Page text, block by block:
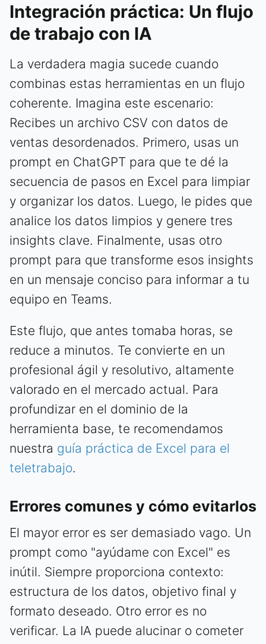
Integración práctica: Un flujo
de trabajo con IA
La verdadera magia sucede cuando
combinas estas herramientas en un flujo
coherente. Imagina este escenario:
Recibes un archivo CSV con datos de
ventas desordenados. Primero, usas un
prompt en ChatGPT para que te dé la
secuencia de pasos en Excel para limpiar
y organizar los datos. Luego, le pides que
analice los datos limpios y genere tres
insights clave. Finalmente, usas otro
prompt para que transforme esos insights
en un mensaje conciso para informar a tu
equipo en Teams.
Este flujo, que antes tomaba horas, se
reduce a minutos. Te convierte en un
profesional ágil y resolutivo, altamente
valorado en el mercado actual. Para
profundizar en el dominio de la
herramienta base, te recomendamos
nuestra guía práctica de Excel para el
teletrabajo.
Errores comunes y cómo evitarlos
El mayor error es ser demasiado vago. Un
prompt como "ayúdame con Excel" es
inútil. Siempre proporciona contexto:
estructura de los datos, objetivo final y
formato deseado. Otro error es no
verificar. La IA puede alucinar o cometer